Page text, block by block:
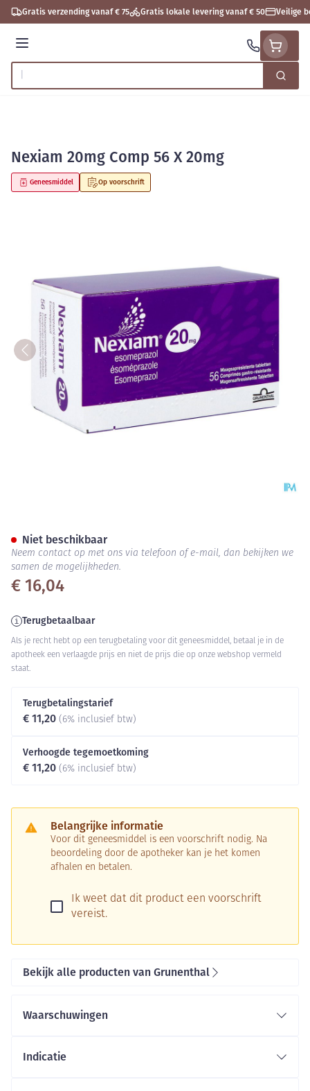
Ga naar de inhoud
Gratis verzending vanaf € 75 Gratis lokale levering vanaf € 50 Veilige
Menu
Product, merk, categorie... Zoek
Nexiam 20mg Comp 56 X 20mg
Op voorschrift
Geneesmiddel
€ 16,04
Terugbetaalbaar
Als je recht hebt op een terugbetaling voor dit geneesmiddel, betaal je in de
apotheek een verlaagde prijs en niet de prijs die op onze webshop vermeld
staat.
Terugbetalingstarief
€ 11,20 (6% inclusief btw)
Verhoogde tegemoetkoming
€ 11,20 (6% inclusief btw)
Belangrijke informatie
Voor dit geneesmiddel is een voorschrift nodig. Na
beoordeling door de apotheker kan je het komen
afhalen en betalen.
Ik weet dat dit product een voorschrift
vereist.
Niet beschikbaar
Neem contact op met ons via telefoon of e-mail, dan bekijken we
samen de mogelijkheden.
Bekijk alle producten van Grunenthal
Waarschuwingen
Indicatie